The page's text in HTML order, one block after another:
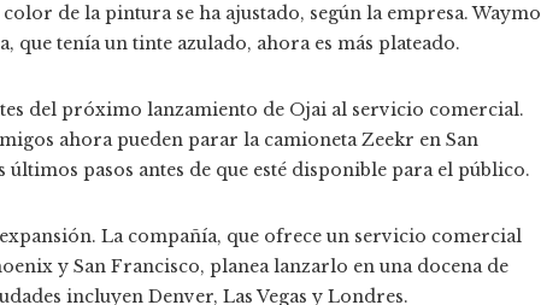
de la pintura se ha ajustado, según la empresa. Waymo
tenía un tinte azulado, ahora es más plateado.
del próximo lanzamiento de Ojai al servicio comercial.
ahora pueden parar la camioneta Zeekr en San
pasos antes de que esté disponible para el público.
La compañía, que ofrece un servicio comercial
y San Francisco, planea lanzarlo en una docena de
incluyen Denver, Las Vegas y Londres.